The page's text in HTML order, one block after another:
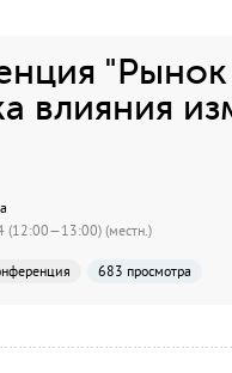
влияния
(12:00—13:00) (местн.)
683 просмотра